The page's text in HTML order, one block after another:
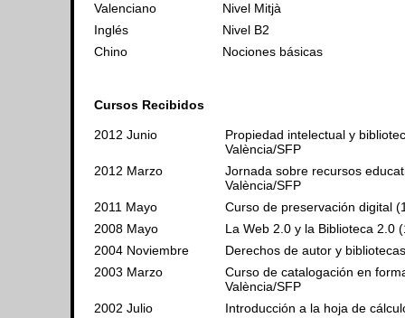
Valenciano
Nivel Mitjà
Inglés
Nivel B2
Chino
Nociones básicas
Cursos Recibidos
2012 Junio
Propiedad intelectual y
València/SFP
2012 Marzo
Jornada sobre recursos
València/SFP
2011 Mayo
Curso de preservación digital
2008 Mayo
La Web 2.0 y la Biblioteca 2.0
2004 Noviembre
Derechos de autor y
2003 Marzo
Curso de catalogación en
València/SFP
2002 Julio
Introducción a la hoja de